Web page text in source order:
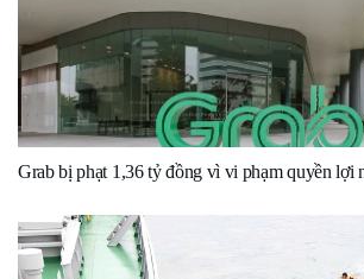
Grab bị phạt 1,36 tỷ đồng vì vi phạm quyền lợi